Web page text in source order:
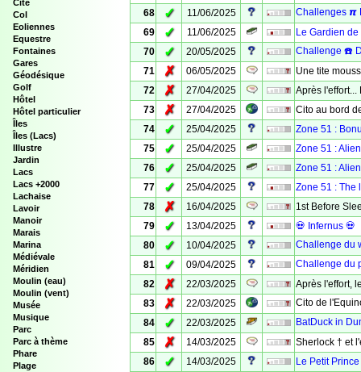
Cité
Col
Eoliennes
Equestre
Fontaines
Gares
Géodésique
Golf
Hôtel
Hôtel particulier
Îles
Îles (Lacs)
Illustre
Jardin
Lacs
Lacs +2000
Lachaise
Lavoir
Manoir
Marais
Marina
Médiévale
Méridien
Moulin (eau)
Moulin (vent)
Musée
Musique
Parc
Parc à thème
Phare
Plage
68
✓ 11/06/2025
Challenges 𝞹
69
✓ 11/06/2025
Le Gardien
70
✓ 20/05/2025
Challenge ☎️
71
✗ 06/05/2025
Une tite
72
✗ 27/04/2025
Après
73
✗ 27/04/2025
Cito au bord
74
✓ 25/04/2025
Zone 51 :
75
✓ 25/04/2025
Zone 51 :
76
✓ 25/04/2025
Zone 51 :
77
✓ 25/04/2025
Zone 51 : The
78
✗ 16/04/2025
1st Before
79
✓ 13/04/2025
💀 Infernus 💀
80
✓ 10/04/2025
Challenge du
81
✓ 09/04/2025
Challenge du
82
✗ 22/03/2025
Après l'effort,
83
✗ 22/03/2025
Cito de
84
✓ 22/03/2025
BatDuck in
85
✗ 14/03/2025
Sherlock † et
86
✓ 14/03/2025
Le Petit